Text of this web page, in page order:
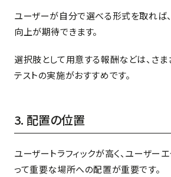
ユーザーが自分で選べる形式を取れば
向上が期待できます。
選択肢として用意する報酬などは、さ
テストの実施がおすすめです。
3. 配置の位置
ユーザートラフィックが高く、ユーザー
って重要な場所への配置が重要です。